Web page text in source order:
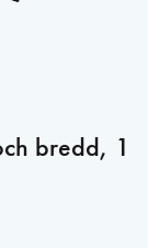
bredd, 1